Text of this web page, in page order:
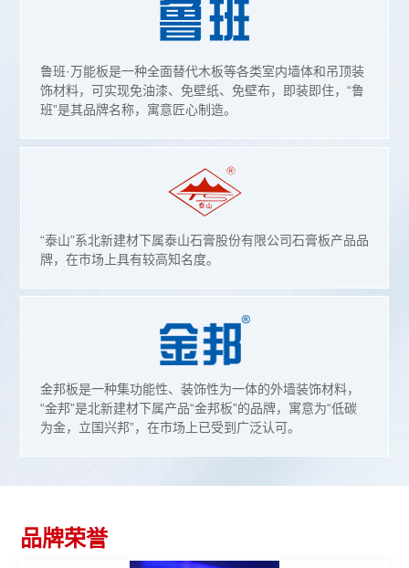
鲁班·万能板是一种全面替代木板等各类室内墙体和吊顶装
饰材料，可实现免油漆、免壁纸、免壁布，即装即住，“鲁
班”是其品牌名称，寓意匠心制造。
“泰山”系北新建材下属泰山石膏股份有限公司石膏板产品品
牌，在市场上具有较高知名度。
金邦板是一种集功能性、装饰性为一体的外墙装饰材料，
“金邦”是北新建材下属产品“金邦板”的品牌，寓意为“低碳
为金，立国兴邦”，在市场上已受到广泛认可。
品牌荣誉